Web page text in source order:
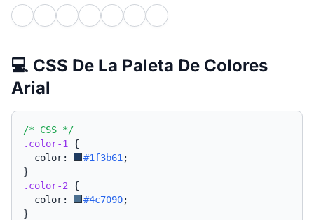
💻 CSS De La Paleta De Colores
Arial
/* CSS */
.color-1
{
  color:
#1f3b61 ;
}
.color-2 {
  color:
#4c7090;
}